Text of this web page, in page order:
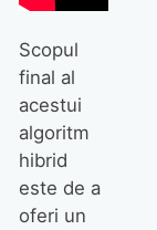
Scopul
final al
acestui
algoritm
hibrid
este de a
oferi un